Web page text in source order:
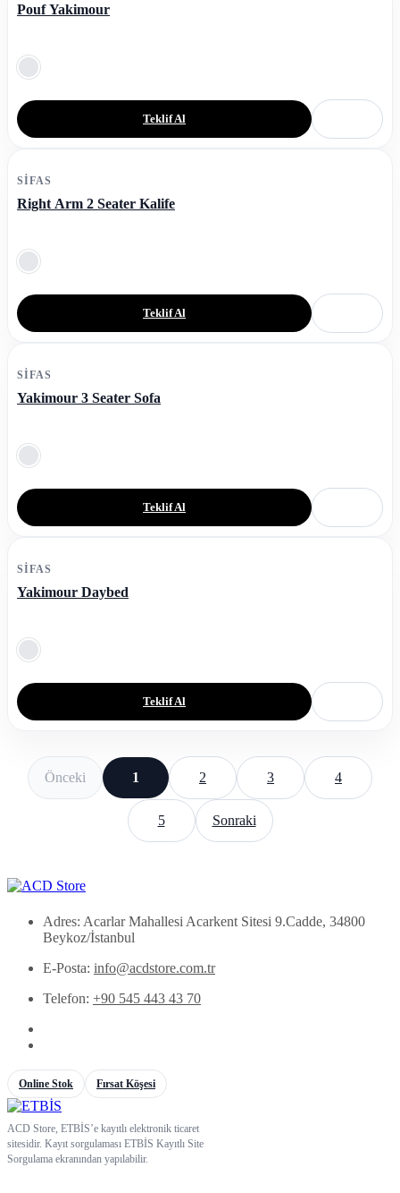
Pouf Yakimour
Teklif Al
SIFAS
Right Arm 2 Seater Kalife
Teklif Al
SIFAS
Yakimour 3 Seater Sofa
Teklif Al
SIFAS
Yakimour Daybed
Teklif Al
Önceki 1 2 3 4
5 Sonraki
Adres: Acarlar Mahallesi Acarkent Sitesi 9.Cadde, 34800
Beykoz/İstanbul
E-Posta: info@acdstore.com.tr
Telefon: +90 545 443 43 70
Online Stok Fırsat Köşesi
ACD Store, ETBİS’e kayıtlı elektronik ticaret
sitesidir. Kayıt sorgulaması ETBİS Kayıtlı Site
Sorgulama ekranından yapılabilir.